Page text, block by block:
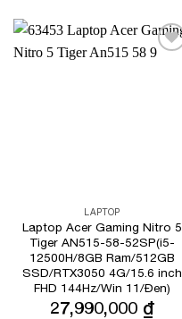
LAPTOP
Laptop Acer Gaming Nitro 5
Tiger AN515-58-52SP(i5-
12500H/8GB Ram/512GB
SSD/RTX3050 4G/15.6 inch
FHD 144Hz/Win 11/Đen)
27,990,000 ₫